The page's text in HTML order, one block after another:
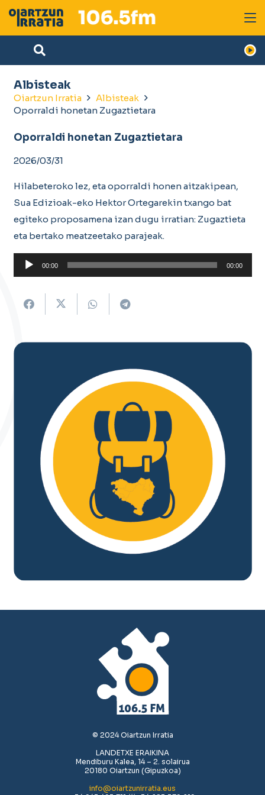
Albisteak
Oiartzun Irratia
Albisteak
Oporraldi honetan Zugaztietara
Oporraldi honetan Zugaztietara
2026/03/31
Hilabeteroko lez, eta oporraldi honen aitzakipean,
Sua Edizioak-eko Hektor Ortegarekin txango bat
egiteko proposamena izan dugu irratian: Zugaztieta
eta bertako meatzeetako parajeak.
Soinu
erreproduzigailua
00:00 00:00
© 2024 Oiartzun Irratia
LANDETXE ERAIKINA
Mendiburu Kalea, 14 – 2. solairua
20180 Oiartzun (Gipuzkoa)
info@oiartzunirratia.eus